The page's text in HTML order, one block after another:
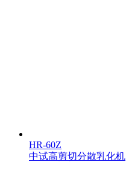
HR-60Z
中试高剪切分散乳化机